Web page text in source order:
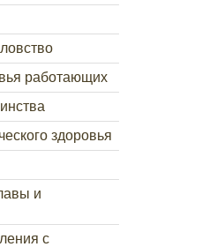
работающих
здоровья
и
с